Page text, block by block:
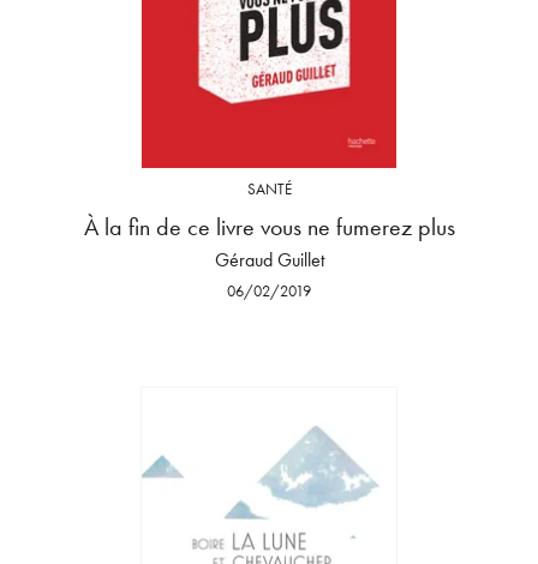
SANTÉ
À la fin de ce livre vous ne fumerez plus
Géraud Guillet
06/02/2019